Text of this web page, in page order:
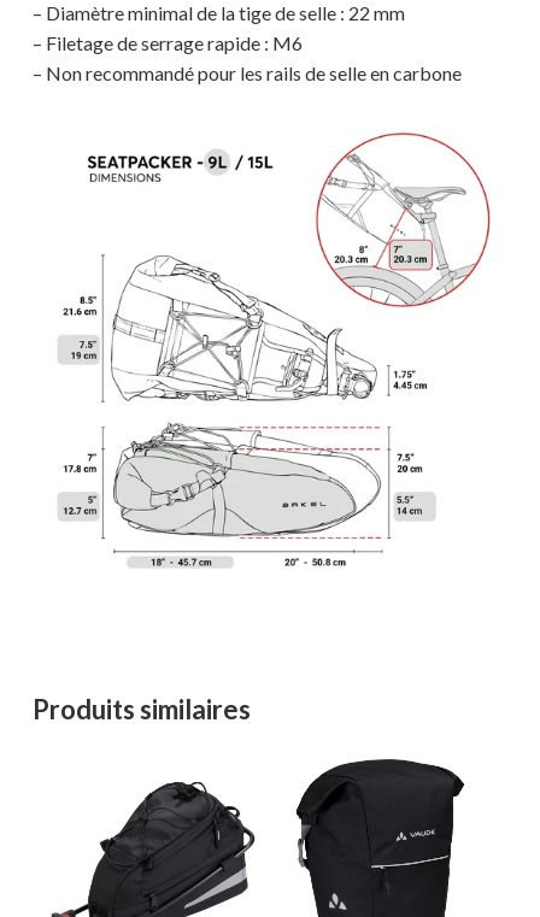
– Diamètre minimal de la tige de selle : 22 mm
– Filetage de serrage rapide : M6
– Non recommandé pour les rails de selle en carbone
Produits similaires